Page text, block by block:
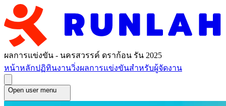
ผลการแข่งขัน - นครสวรรค์ ดราก้อน รัน 2025
หน้าหลักปฏิทินงานวิ่งผลการแข่งขันสำหรับผู้จัดงาน
Open user menu